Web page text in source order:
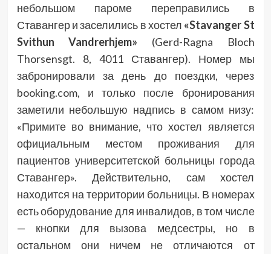
небольшом пароме переправились в
Ставангер и заселились в хостел «Stavanger St
Svithun Vandrerhjem» (Gerd-Ragna Bloch
Thorsensgt. 8, 4011 Ставангер). Номер мы
забронировали за день до поездки, через
booking.com, и только после бронирования
заметили небольшую надпись в самом низу:
«Примите во внимание, что хостел является
официальным местом проживания для
пациентов университетской больницы города
Ставангер». Действительно, сам хостел
находится на территории больницы. В номерах
есть оборудование для инвалидов, в том числе
— кнопки для вызова медсестры, но в
остальном они ничем не отличаются от